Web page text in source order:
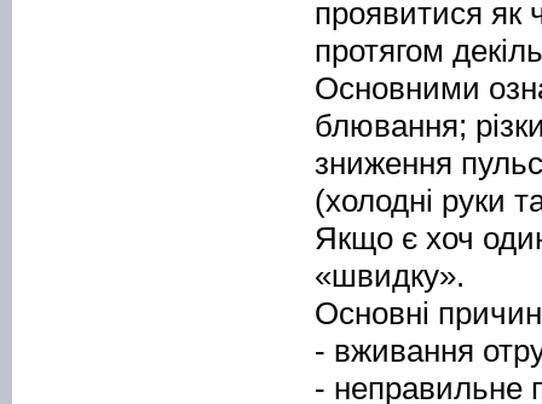
проявитися як
протягом
Основними
блювання;
зниження
(холодні руки
Якщо є хоч
«швидку».
Основні
- вживання
- неправильне